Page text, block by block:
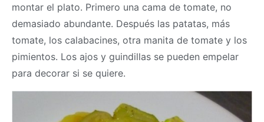
montar el plato. Primero una cama de tomate, no
demasiado abundante. Después las patatas, más
tomate, los calabacines, otra manita de tomate y los
pimientos. Los ajos y guindillas se pueden empelar
para decorar si se quiere.